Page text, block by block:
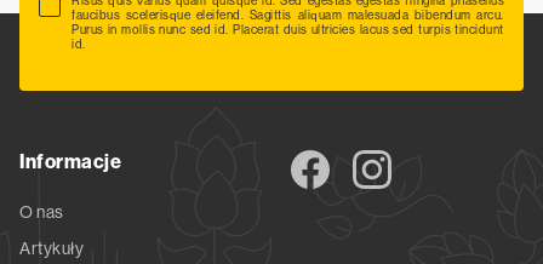
faucibus scelerisque eleifend. Sagittis aliquam malesuada bibendum arcu.
Purus in mollis nunc sed id. Placerat duis ultricies lacus sed turpis tincidunt
id.
Informacje
O nas
Artykuły